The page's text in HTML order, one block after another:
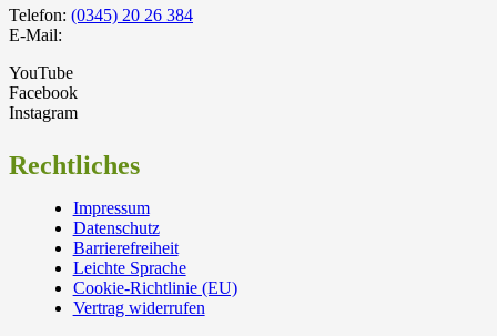
Telefon: (0345) 20 26 384
E-Mail:
YouTube
Facebook
Instagram
Rechtliches
Impressum
Datenschutz
Barrierefreiheit
Leichte Sprache
Cookie-Richtlinie (EU)
Vertrag widerrufen